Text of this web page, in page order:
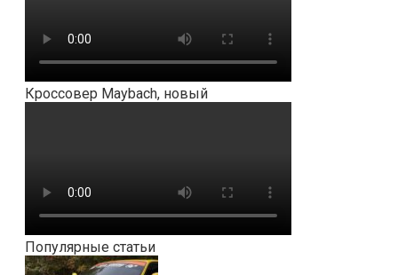
Кроссовер Maybach, новый
Популярные статьи